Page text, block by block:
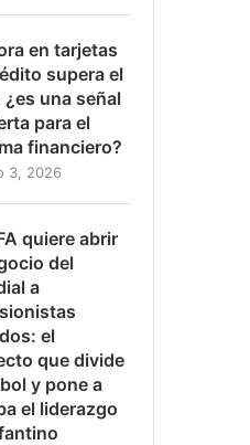
en tarjetas
supera el
¿es una señal
para el
financiero?
3, 2026
quiere abrir
del
a
el
que divide
y pone a
el liderazgo